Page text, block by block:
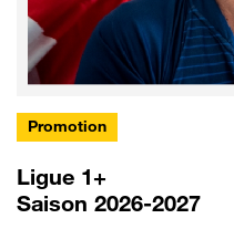
Promotion
Ligue 1+
Saison 2026-2027